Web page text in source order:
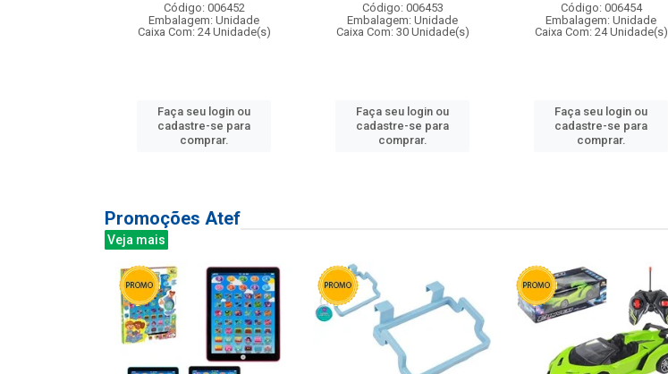
Código: 006452
Embalagem: Unidade
Caixa Com: 24 Unidade(s)
Faça seu login ou
cadastre-se para
comprar.
Código: 006453
Embalagem: Unidade
Caixa Com: 30 Unidade(s)
Faça seu login ou
cadastre-se para
comprar.
Código: 006454
Embalagem: Unidade
Caixa Com: 24 Unidade(s)
Faça seu login ou
cadastre-se para
comprar.
Promoções Atef
Veja mais